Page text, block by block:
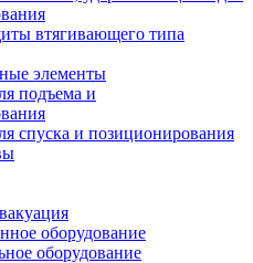
втягивающего типа
элементы
подъема и
спуска и позиционирования
оборудование
оборудование